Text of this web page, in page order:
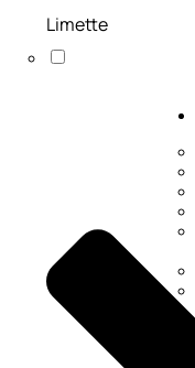
Limette